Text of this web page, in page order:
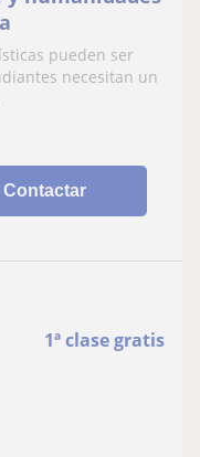
pueden ser
necesitan un
Contactar
1ª clase gratis